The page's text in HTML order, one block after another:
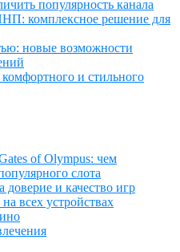
популярность канала
комплексное решение для
новые возможности
и стильного
of Olympus: чем
слота
и качество игр
всех устройствах